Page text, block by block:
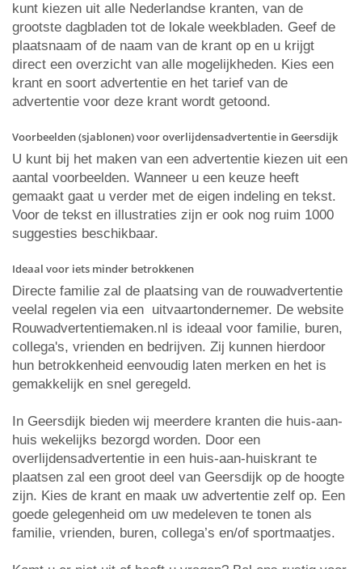
kunt kiezen uit alle Nederlandse kranten, van de
grootste dagbladen tot de lokale weekbladen. Geef de
plaatsnaam of de naam van de krant op en u krijgt
direct een overzicht van alle mogelijkheden. Kies een
krant en soort advertentie en het tarief van de
advertentie voor deze krant wordt getoond.
Voorbeelden (sjablonen) voor overlijdensadvertentie in Geersdijk
U kunt bij het maken van een advertentie kiezen uit een
aantal voorbeelden. Wanneer u een keuze heeft
gemaakt gaat u verder met de eigen indeling en tekst.
Voor de tekst en illustraties zijn er ook nog ruim 1000
suggesties beschikbaar.
Ideaal voor iets minder betrokkenen
Directe familie zal de plaatsing van de rouwadvertentie
veelal regelen via een uitvaartondernemer. De website
Rouwadvertentiemaken.nl is ideaal voor familie, buren,
collega's, vrienden en bedrijven. Zij kunnen hierdoor
hun betrokkenheid eenvoudig laten merken en het is
gemakkelijk en snel geregeld.
In Geersdijk bieden wij meerdere kranten die huis-aan-
huis wekelijks bezorgd worden. Door een
overlijdensadvertentie in een huis-aan-huiskrant te
plaatsen zal een groot deel van Geersdijk op de hoogte
zijn. Kies de krant en maak uw advertentie zelf op. Een
goede gelegenheid om uw medeleven te tonen als
familie, vrienden, buren, collega’s en/of sportmaatjes.